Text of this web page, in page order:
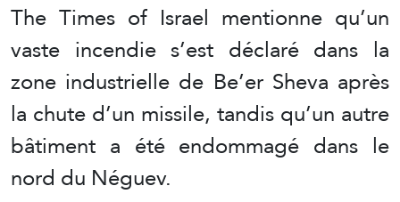
The Times of Israel mentionne qu’un
vaste incendie s’est déclaré dans la
zone industrielle de Be’er Sheva après
la chute d’un missile, tandis qu’un autre
bâtiment a été endommagé dans le
nord du Néguev.